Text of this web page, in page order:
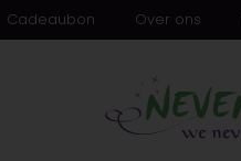
Cadeaubon Over ons